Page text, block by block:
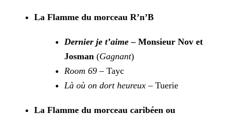
La Flamme du morceau R’n’B
Dernier je t’aime – Monsieur Nov et
Josman (Gagnant)
Room 69 – Tayc
Là où on dort heureux – Tuerie
La Flamme du morceau caribéen ou